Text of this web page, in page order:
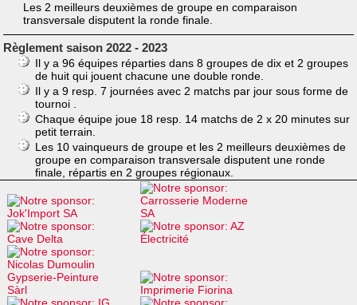
Les 2 meilleurs deuxièmes de groupe en comparaison
transversale disputent la ronde finale.
Règlement saison 2022 - 2023
Il y a 96 équipes réparties dans 8 groupes de dix et 2 groupes
de huit qui jouent chacune une double ronde.
Il y a 9 resp. 7 journées avec 2 matchs par jour sous forme de
tournoi .
Chaque équipe joue 18 resp. 14 matchs de 2 x 20 minutes sur
petit terrain.
Les 10 vainqueurs de groupe et les 2 meilleurs deuxièmes de
groupe en comparaison transversale disputent une ronde
finale, répartis en 2 groupes régionaux.